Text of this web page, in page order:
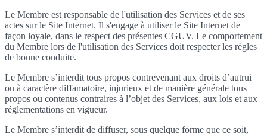
Le Membre est responsable de l'utilisation des Services et de ses
actes sur le Site Internet. Il s'engage à utiliser le Site Internet de
façon loyale, dans le respect des présentes CGUV. Le comportement
du Membre lors de l'utilisation des Services doit respecter les règles
de bonne conduite.
Le Membre s’interdit tous propos contrevenant aux droits d’autrui
ou à caractère diffamatoire, injurieux et de manière générale tous
propos ou contenus contraires à l’objet des Services, aux lois et aux
réglementations en vigueur.
Le Membre s’interdit de diffuser, sous quelque forme que ce soit,